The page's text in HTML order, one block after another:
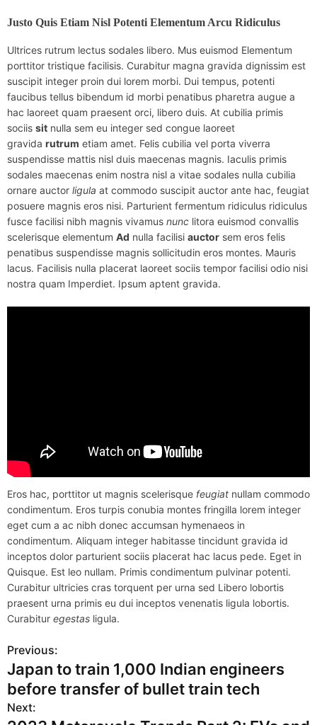
Justo Quis Etiam Nisl Potenti Elementum Arcu Ridiculus
Ultrices rutrum lectus sodales libero. Mus euismod Elementum
porttitor tristique facilisis. Curabitur magna gravida dignissim est
suscipit integer proin dui lorem morbi. Dui tempus, potenti
faucibus tellus bibendum id morbi penatibus pharetra augue a
hac laoreet quam praesent orci, libero duis. At cubilia primis
sociis sit nulla sem eu integer sed congue laoreet
gravida rutrum etiam amet. Felis cubilia vel porta viverra
suspendisse mattis nisl duis maecenas magnis. Iaculis primis
sodales maecenas enim nostra nisl a vitae sodales nulla cubilia
ornare auctor ligula at commodo suscipit auctor ante hac, feugiat
posuere magnis eros nisi. Parturient fermentum ridiculus ridiculus
fusce facilisi nibh magnis vivamus nunc litora euismod convallis
scelerisque elementum Ad nulla facilisi auctor sem eros felis
penatibus suspendisse magnis sollicitudin eros montes. Mauris
lacus. Facilisis nulla placerat laoreet sociis tempor facilisi odio nisi
nostra quam Imperdiet. Ipsum aptent gravida.
Eros hac, porttitor ut magnis scelerisque feugiat nullam commodo
condimentum. Eros turpis conubia montes fringilla lorem integer
eget cum a ac nibh donec accumsan hymenaeos in
condimentum. Aliquam integer habitasse tincidunt gravida id
inceptos dolor parturient sociis placerat hac lacus pede. Eget in
Quisque. Est leo nullam. Primis condimentum pulvinar potenti.
Curabitur ultricies cras torquent per urna sed Libero lobortis
praesent urna primis eu dui inceptos venenatis ligula lobortis.
Curabitur egestas ligula.
P
o
s
Previous:
Japan to train 1,000 Indian engineers
before transfer of bullet train tech
Next: